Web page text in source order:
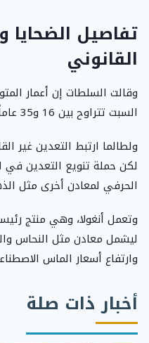
تفاصيل الضحايا
القانوني
وقالت السلطات إن أعمار
السبت تتراوح بين 16 و35 عاماً.
ولطالما ارتبط التعدين غير
لكن حملة تنويع التعدين في
الحرفي لمعادن أخرى مثل
وتعمل أنغولا، وهي منتج
ليشمل معادن مثل النحاس
وارتفاع أسعار الماس
أخبار ذات صلة